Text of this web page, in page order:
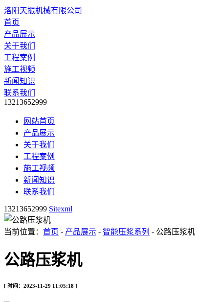
洛阳天振机械有限公司
首页
产品展示
关于我们
工程案例
施工视频
新闻知识
联系我们
13213652999
网站首页
产品展示
关于我们
工程案例
施工视频
新闻知识
联系我们
13213652999 Sitexml
当前位置： 首页 - 产品展示 - 智能压浆系列 - 公路压浆机
公路压浆机
[ 时间：2023-11-29 11:05:18 ]